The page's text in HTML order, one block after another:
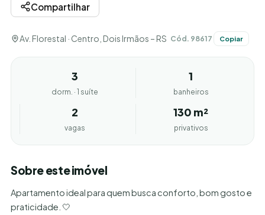
Compartilhar
Av. Florestal · Centro, Dois Irmãos – RS Cód. 98617 Copiar
3
dorm. · 1 suíte
1
banheiros
2
vagas
130 m²
privativos
Sobre este imóvel
Apartamento ideal para quem busca conforto, bom gosto e
praticidade. 🤍